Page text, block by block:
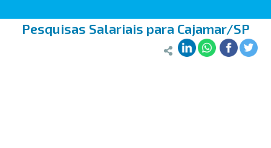
Pesquisas Salariais para Cajamar/SP